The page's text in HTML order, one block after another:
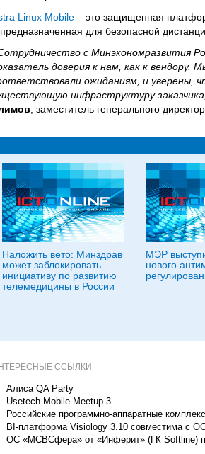
Linux Mobile – это защищенная
для безопасной
с Минэкономразвития
доверия к нам, как к вендору.
ожиданиям, и уверены,
инфраструктуру
, заместитель генерального
Наложить вето: Минздрав
может заблокировать
инициативу по развитию
телемедицины в России
МЭР
нового
ССЫЛКИ
Алиса QA Party
Usetech Mobile Meetup 3
Российские программно-аппаратные
BI-платформа Visiology 3.10 совместима с
ОС «МСВСфера» от «Инферит» (ГК Softline)